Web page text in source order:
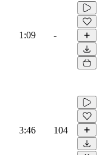
1:09 -
3:46 104